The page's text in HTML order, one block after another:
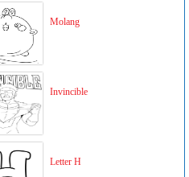
Molang
Invincible
Letter H